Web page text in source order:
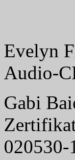
Evelyn
Audio-
Gabi
020530-1